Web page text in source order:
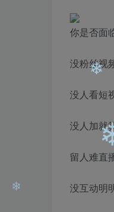
你是否面
没粉丝视
没人看短
没人加就
留人难直
没互动明